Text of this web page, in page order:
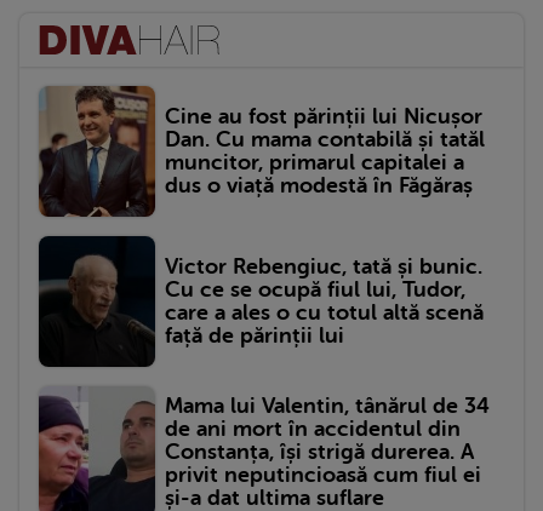
Cine au fost părinții lui Nicușor
Dan. Cu mama contabilă și tatăl
muncitor, primarul capitalei a
dus o viață modestă în Făgăraș
Victor Rebengiuc, tată și bunic.
Cu ce se ocupă fiul lui, Tudor,
care a ales o cu totul altă scenă
față de părinții lui
Mama lui Valentin, tânărul de 34
de ani mort în accidentul din
Constanța, își strigă durerea. A
privit neputincioasă cum fiul ei
și-a dat ultima suflare